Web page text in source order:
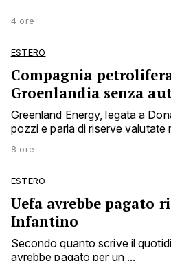
4 ore
ESTERO
Compagnia
Groenlandia senza
Greenland Energy, legata a
pozzi e parla di riserve valutate
8 ore
ESTERO
Uefa avrebbe pagato
Infantino
Secondo quanto scrive il
avrebbe pagato per un ...